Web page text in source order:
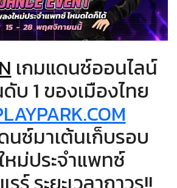
เกมแดนซ์ออนไลน์
บ 1 ของเมืองไทย
นซ์มาเต้นเก็บรอบ
หม่ประจำแพทซ์